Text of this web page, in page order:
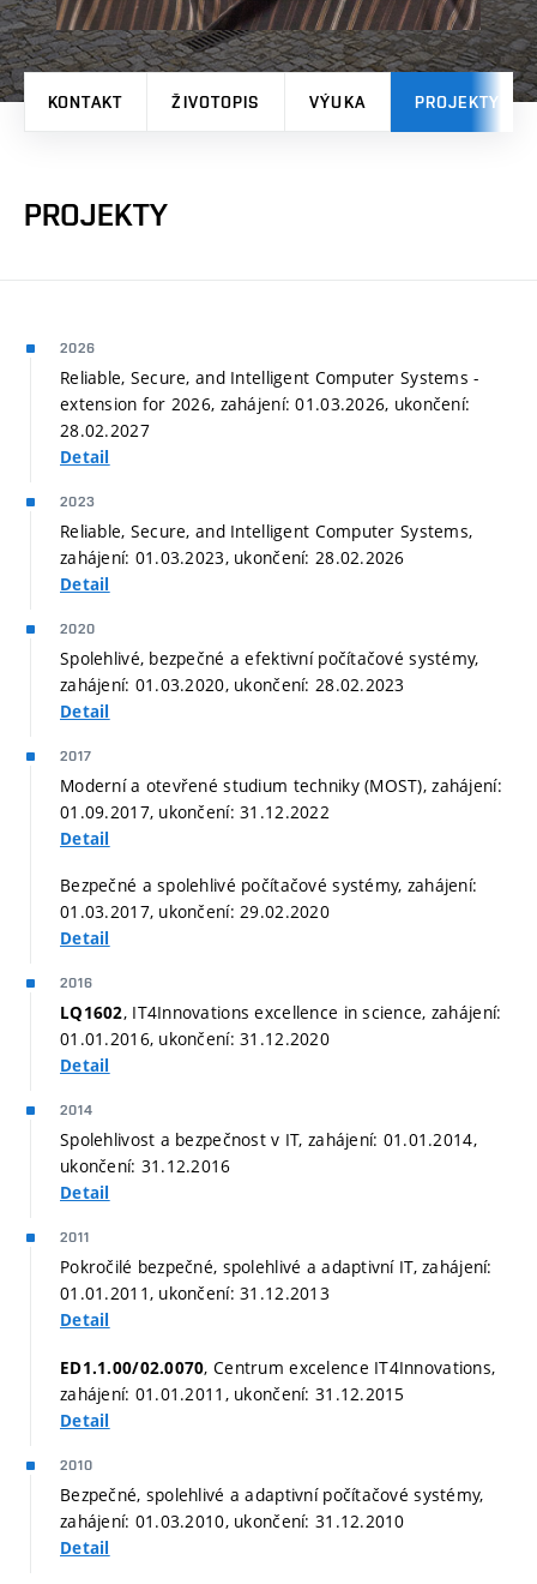
KONTAKT ŽIVOTOPIS VÝUKA PROJEKTY
PROJEKTY
2026
Reliable, Secure, and Intelligent Computer Systems -
extension for 2026, zahájení: 01.03.2026, ukončení:
28.02.2027
Detail
2023
Reliable, Secure, and Intelligent Computer Systems,
zahájení: 01.03.2023, ukončení: 28.02.2026
Detail
2020
Spolehlivé, bezpečné a efektivní počítačové systémy,
zahájení: 01.03.2020, ukončení: 28.02.2023
Detail
2017
Moderní a otevřené studium techniky (MOST), zahájení:
01.09.2017, ukončení: 31.12.2022
Detail
Bezpečné a spolehlivé počítačové systémy, zahájení:
01.03.2017, ukončení: 29.02.2020
Detail
2016
LQ1602, IT4Innovations excellence in science, zahájení:
01.01.2016, ukončení: 31.12.2020
Detail
2014
Spolehlivost a bezpečnost v IT, zahájení: 01.01.2014,
ukončení: 31.12.2016
Detail
2011
Pokročilé bezpečné, spolehlivé a adaptivní IT, zahájení:
01.01.2011, ukončení: 31.12.2013
Detail
ED1.1.00/02.0070, Centrum excelence IT4Innovations,
zahájení: 01.01.2011, ukončení: 31.12.2015
Detail
2010
Bezpečné, spolehlivé a adaptivní počítačové systémy,
zahájení: 01.03.2010, ukončení: 31.12.2010
Detail